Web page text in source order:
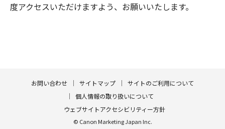
度アクセスいただけますよう、お願いいたします。
お問い合わせ サイトマップ
サイトのご利用について
個人情報の取り扱いについて
ウェブサイトアクセシビリティー方針
© Canon Marketing Japan Inc.